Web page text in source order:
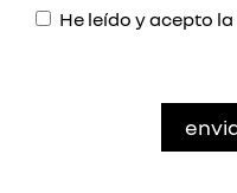
He leído y acepto la